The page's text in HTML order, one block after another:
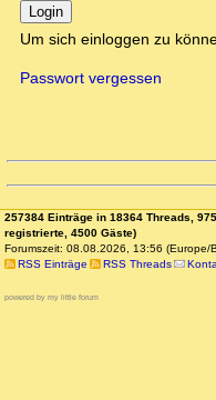
Login
Um sich einloggen zu
Passwort vergessen
257384 Einträge in 18364 Threads,
registrierte, 4500 Gäste)
Forumszeit: 08.08.2026, 13:56 (Europe/
RSS Einträge
RSS Threads
powered by my little forum